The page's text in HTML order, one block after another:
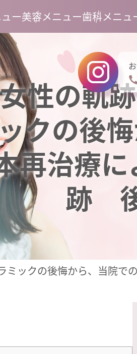
ー美容メニュー歯科メニュ
性の軌
クの後
再治療
跡
ミックの後悔から、当院